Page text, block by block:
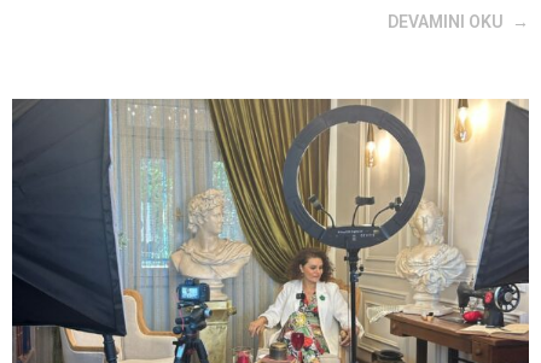
DEVAMINI OKU